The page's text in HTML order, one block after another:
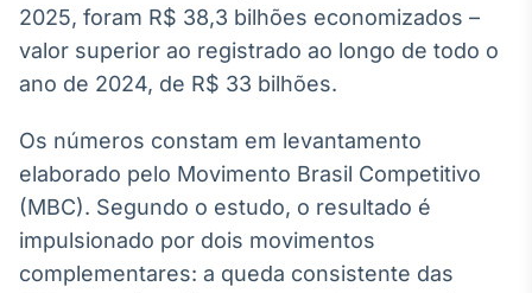
Plataforma para
conteúdos
personalizados
Soluções de Dados
Broadcast
OTC
Plataforma para
negociação de
ativos
2025, foram R$ 38,3 bilhões economizados –
valor superior ao registrado ao longo de todo o
ano de 2024, de R$ 33 bilhões.
Os números constam em levantamento
elaborado pelo Movimento Brasil Competitivo
(MBC). Segundo o estudo, o resultado é
impulsionado por dois movimentos
complementares: a queda consistente das